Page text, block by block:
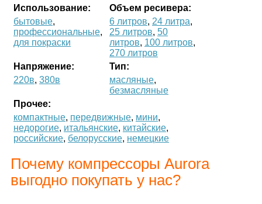
Использование:
бытовые,
профессиональные,
для покраски
Объем ресивера:
6 литров, 24 литра,
25 литров, 50
литров, 100 литров,
270 литров
Напряжение:
220в, 380в
Тип:
масляные,
безмасляные
Прочее:
компактные, передвижные, мини,
недорогие, итальянские, китайские,
российские, белорусские, немецкие
Почему компрессоры Aurora
выгодно покупать у нас?